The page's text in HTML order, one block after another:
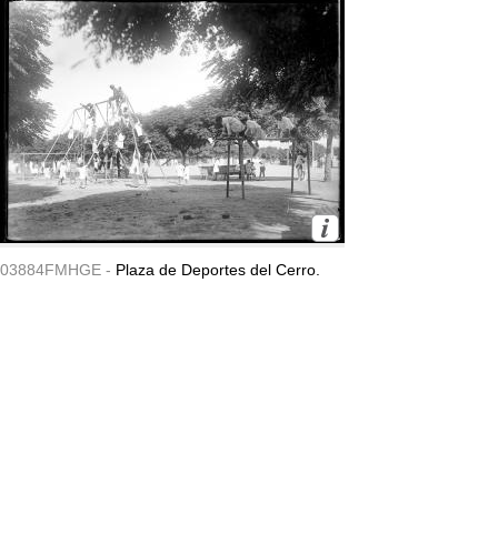
03884FMHGE - Plaza de Deportes del Cerro.